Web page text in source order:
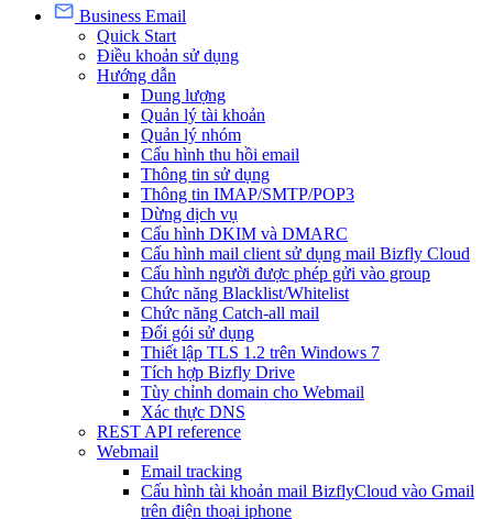
Business Email
Quick Start
Điều khoản sử dụng
Hướng dẫn
Dung lượng
Quản lý tài khoản
Quản lý nhóm
Cấu hình thu hồi email
Thông tin sử dụng
Thông tin IMAP/SMTP/POP3
Dừng dịch vụ
Cấu hình DKIM và DMARC
Cấu hình mail client sử dụng mail Bizfly Cloud
Cấu hình người được phép gửi vào group
Chức năng Blacklist/Whitelist
Chức năng Catch-all mail
Đổi gói sử dụng
Thiết lập TLS 1.2 trên Windows 7
Tích hợp Bizfly Drive
Tùy chỉnh domain cho Webmail
Xác thực DNS
REST API reference
Webmail
Email tracking
Cấu hình tài khoản mail BizflyCloud vào Gmail
trên điện thoại iphone